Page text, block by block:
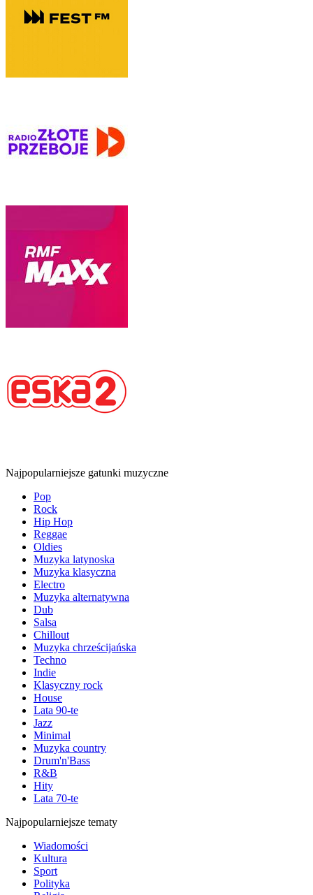
Najpopularniejsze gatunki muzyczne
Pop
Rock
Hip Hop
Reggae
Oldies
Muzyka latynoska
Muzyka klasyczna
Electro
Muzyka alternatywna
Dub
Salsa
Chillout
Muzyka chrześcijańska
Techno
Indie
Klasyczny rock
House
Lata 90-te
Jazz
Minimal
Muzyka country
Drum'n'Bass
R&B
Hity
Lata 70-te
Najpopularniejsze tematy
Wiadomości
Kultura
Sport
Polityka